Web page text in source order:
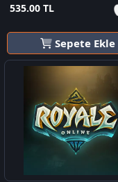
535.00 TL
Sepete Ekle